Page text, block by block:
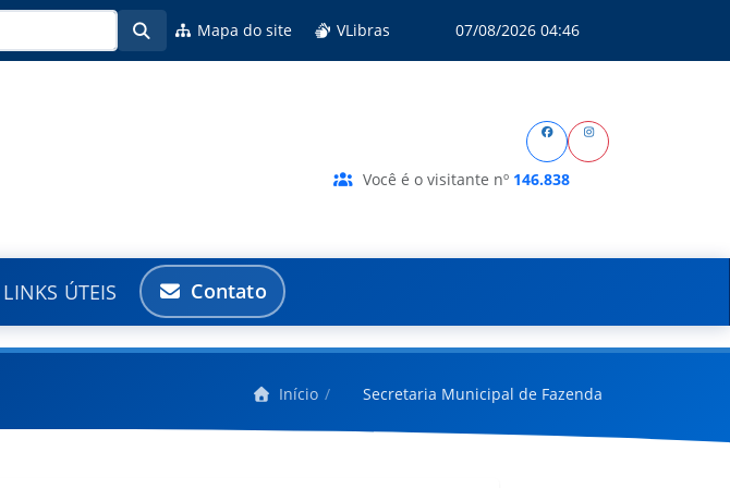
Mapa do site VLibras 07/08/2026 04:46
Você é o visitante nº 146.838
LINKS ÚTEIS Contato
Início Secretaria Municipal de Fazenda